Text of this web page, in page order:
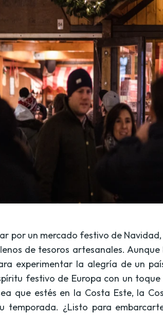
por un mercado festivo de
de tesoros artesanales.
experimentar la alegría de un
festivo de Europa con un
que estés en la Costa Este, la
temporada. ¿Listo para